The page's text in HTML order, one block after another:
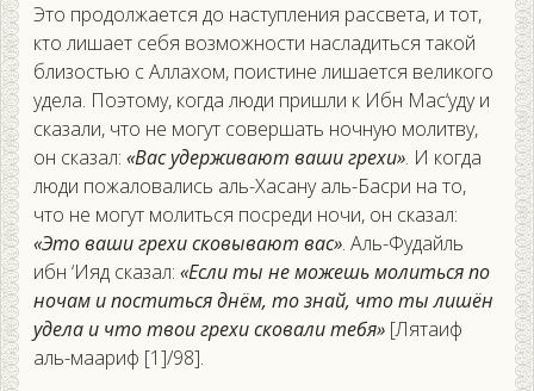
Это продолжается до наступления рассвета, и тот,
кто лишает себя возможности насладиться такой
близостью с Аллахом, поистине лишается великого
удела. Поэтому, когда люди пришли к Ибн Мас‘уду и
сказали, что не могут совершать ночную молитву,
он сказал: «Вас удерживают ваши грехи». И когда
люди пожаловались аль-Хасану аль-Басри на то,
что не могут молиться посреди ночи, он сказал:
«Это ваши грехи сковывают вас». Аль-Фудайль
ибн ‘Ияд сказал: «Если ты не можешь молиться по
ночам и поститься днём, то знай, что ты лишён
удела и что твои грехи сковали тебя» [Лятаиф
аль-маариф [1]/98].